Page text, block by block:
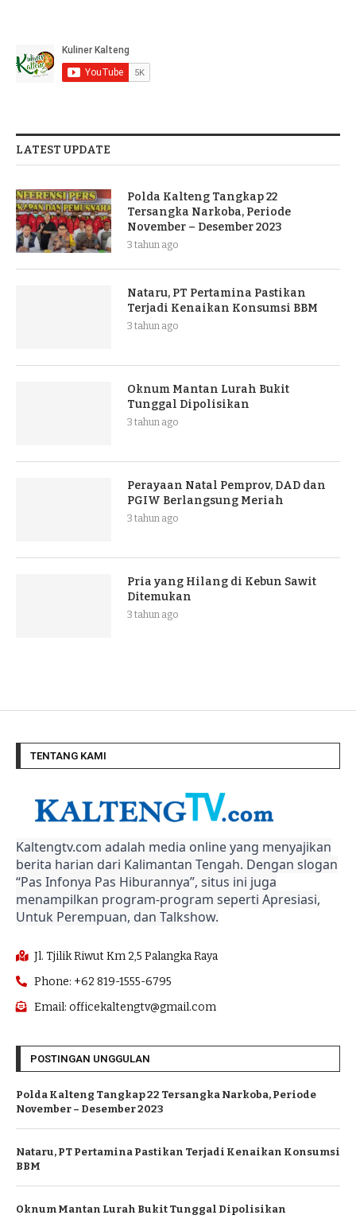
LATEST UPDATE
Polda Kalteng Tangkap 22
Tersangka Narkoba, Periode
November – Desember 2023
3 tahun ago
Nataru, PT Pertamina Pastikan
Terjadi Kenaikan Konsumsi BBM
3 tahun ago
Oknum Mantan Lurah Bukit
Tunggal Dipolisikan
3 tahun ago
Perayaan Natal Pemprov, DAD dan
PGIW Berlangsung Meriah
3 tahun ago
Pria yang Hilang di Kebun Sawit
Ditemukan
3 tahun ago
TENTANG KAMI
Kaltengtv.com adalah media online yang menyajikan
berita harian dari Kalimantan Tengah. Dengan slogan
“Pas Infonya Pas Hiburannya”, situs ini juga
menampilkan program-program seperti Apresiasi,
Untuk Perempuan, dan Talkshow.
Jl. Tjilik Riwut Km 2,5 Palangka Raya
Phone: +62 819-1555-6795
Email: officekaltengtv@gmail.com
POSTINGAN UNGGULAN
Polda Kalteng Tangkap 22 Tersangka Narkoba, Periode
November – Desember 2023
Nataru, PT Pertamina Pastikan Terjadi Kenaikan Konsumsi
BBM
Oknum Mantan Lurah Bukit Tunggal Dipolisikan